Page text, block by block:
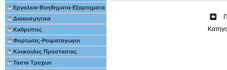
Εργαλεια-Βοηθηματα-Εξαρτηματα
Διακοσμητικα
Καθρεπτες
Φορτωτες-Ρευματαγωγοι
Κουκουλες Προστασιας
Τασια Τροχων